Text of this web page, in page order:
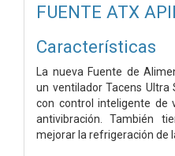
FUENTE ATX
Características
La nueva Fuente de
un ventilador Tacens Ultra
con control inteligente de
antivibración. También
mejorar la refrigeración de